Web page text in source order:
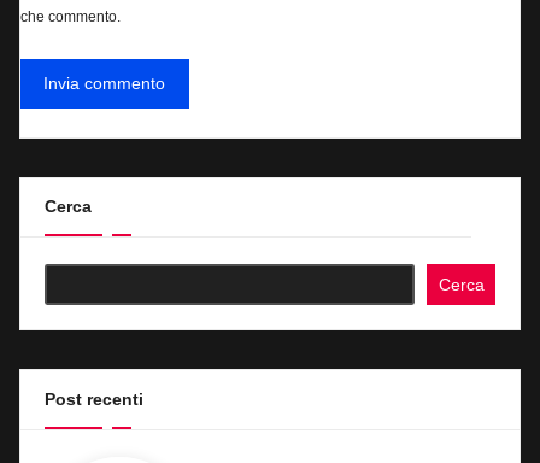
che commento.
Cerca
Cerca
Post recenti